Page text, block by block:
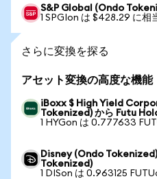
S&P Global (Ondo
1 SPGIon は $428.29 に相
さらに変換を探る
アセット変換の高度な機能
iBoxx $ High Yield
Tokenized) から Futu
1 HYGon は 0.777633
Disney (Ondo
Tokenized)
1 DISon は 0.963125